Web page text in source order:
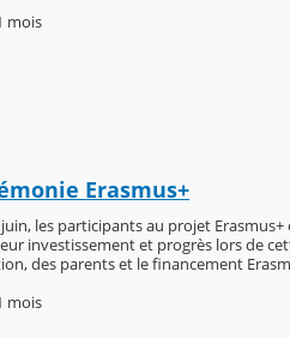
mois
Erasmus+
juin, les participants au projet
investissement et progrès lors de
des parents et le financement
mois